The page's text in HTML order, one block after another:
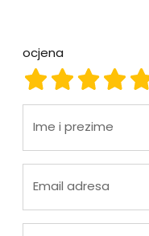
ocjena
ocjena
ocjena 2
ocjena 1
Ime i prezime
Email adresa